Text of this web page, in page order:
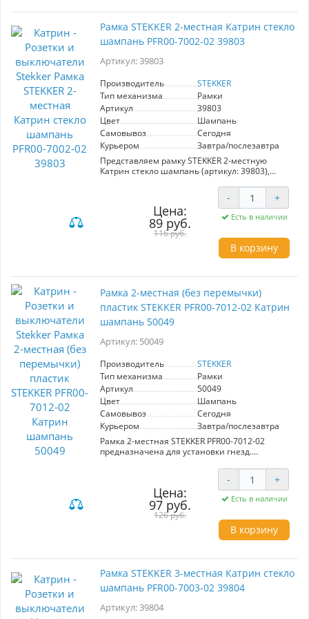
Рамка STEKKER 2-местная Катрин стекло
шампань PFR00-7002-02 39803
Артикул: 39803
Производитель
STEKKER
Тип механизма
Рамки
Артикул
39803
Цвет
Шампань
Самовывоз
Сегодня
Курьером
Завтра/послезавтра
Представляем рамку STEKKER 2-местную
Катрин стекло шампань (артикул: 39803),
создания стильного освещения в вашем
интерьере. Эта элегантная рамка,
выполненная в привлекательном цвете
шампань, отлично дополнит как современные,
так и классические решения. Благодаря
квадратной форме и простому дизайну, она
предназначена для светильников с цоколем
источники света в зависимости от ваших
предпочтений. Идеальна для использования в
жилых и коммерческих помещениях, рамка
STEKKER сочетает в себе высокое качество и
удобство использования. Выберите эту рамку,
чтобы подчеркнуть индивидуальность вашего
атмосферу.
Цена:
89 руб.
116 руб.
- +
Есть в наличии
В корзину
Рамка 2-местная (без перемычки)
пластик STEKKER PFR00-7012-02 Катрин
шампань 50049
Артикул: 50049
Производитель
STEKKER
Тип механизма
Рамки
Артикул
50049
Цвет
Шампань
Самовывоз
Сегодня
Курьером
Завтра/послезавтра
Рамка 2-местная STEKKER PFR00-7012-02
предназначена для установки гнезд.
шампань. Размер 123x82x18 мм. Идеально
подходит для создания стильных
электрических решений в интерьере.
Цена:
97 руб.
126 руб.
- +
Есть в наличии
В корзину
Рамка STEKKER 3-местная Катрин стекло
шампань PFR00-7003-02 39804
Артикул: 39804